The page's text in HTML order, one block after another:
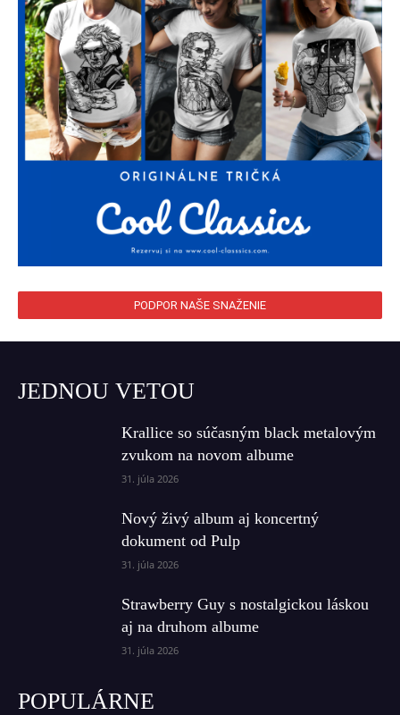
PODPOR NAŠE SNAŽENIE
JEDNOU VETOU
Krallice so súčasným black metalovým
zvukom na novom albume
31. júla 2026
Nový živý album aj koncertný
dokument od Pulp
31. júla 2026
Strawberry Guy s nostalgickou láskou
aj na druhom albume
31. júla 2026
POPULÁRNE